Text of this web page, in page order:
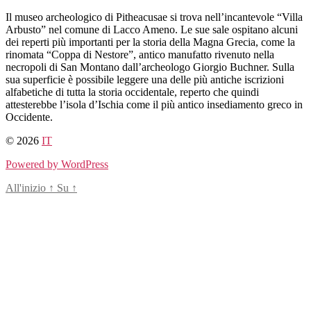
Salta
al
contenuto
Il museo archeologico di Pitheacusae si trova nell’incantevole “Villa
Arbusto” nel comune di Lacco Ameno. Le sue sale ospitano alcuni
dei reperti più importanti per la storia della Magna Grecia, come la
rinomata “Coppa di Nestore”, antico manufatto rivenuto nella
necropoli di San Montano dall’archeologo Giorgio Buchner. Sulla
sua superficie è possibile leggere una delle più antiche iscrizioni
alfabetiche di tutta la storia occidentale, reperto che quindi
attesterebbe l’isola d’Ischia come il più antico insediamento greco in
Occidente.
© 2026 IT
Powered by WordPress
All'inizio ↑ Su ↑